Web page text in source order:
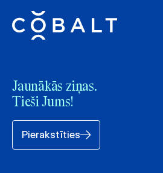
Jaunākās ziņas.
Tieši Jums!
Pierakstīties